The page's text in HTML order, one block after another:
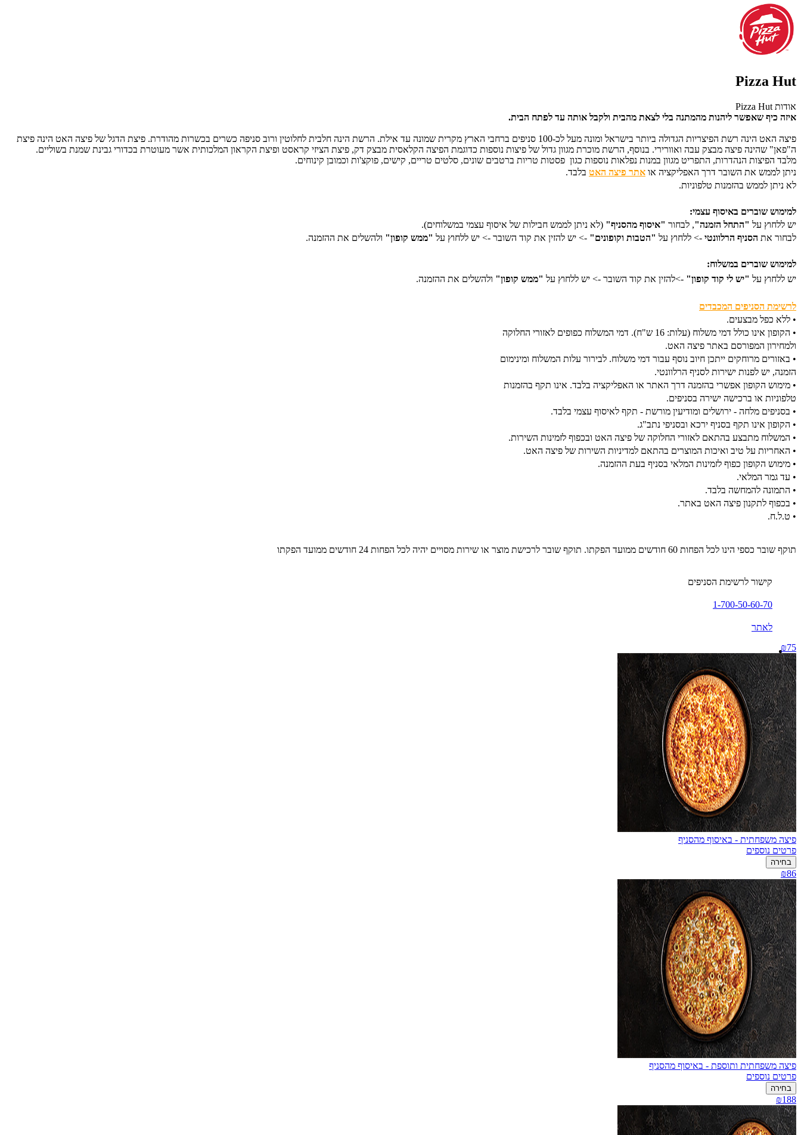
Pizza Hut
אודות Pizza Hut
איזה כיף שאפשר ליהנות מהמתנה בלי לצאת מהבית ולקבל אותה עד לפתח הבית.
פיצה האט הינה רשת הפיצריות הגדולה ביותר בישראל ומונה מעל לכ-100 סניפים ברחבי הארץ מקרית שמונה עד אילת. הרשת הינה חלבית לחלוטין ורוב סניפה כשרים בכשרות מהודרת. פיצת הדגל של פיצה האט הינה פיצת
ה"פאן" שהינה פיצה מבצק עבה ואוורירי. בנוסף, הרשת מוכרת מגוון גדול של פיצות נוספות כדוגמת הפיצה הקלאסית מבצק דק, פיצת הציזי קראסט ופיצת הקראון המלכותית אשר מעוטרת בכדורי גבינת שמנת בשוליים.
מלבד הפיצות הנהדרות, התפריט מגוון במנות נפלאות נוספות כגון פסטות טריות ברטבים שונים, סלטים טריים, קישים, פוקצ'ות וכמובן קינוחים.
ניתן לממש את השובר דרך האפליקציה או אתר פיצה האט בלבד.
לא ניתן לממש בהזמנות טלפוניות.
למימוש שוברים באיסוף עצמי:
יש ללחוץ על "התחל הזמנה", לבחור "איסוף מהסניף" (לא ניתן לממש חבילות של איסוף עצמי במשלוחים).
לבחור את הסניף הרלוונטי -> ללחוץ על "הטבות וקופונים" -> יש להזין את קוד השובר -> יש ללחוץ על "ממש קופון" ולהשלים את ההזמנה.
למימוש שוברים במשלוח:
יש ללחוץ על "יש לי קוד קופון" ->להזין את קוד השובר -> יש ללחוץ על "ממש קופון" ולהשלים את ההזמנה.
לרשימת הסניפים המכבדים
• ללא כפל מבצעים.
• הקופון אינו כולל דמי משלוח (עלות: 16 ש"ח). דמי המשלוח כפופים לאזורי החלוקה
ולמחירון המפורסם באתר פיצה האט.
• באזורים מרוחקים ייתכן חיוב נוסף עבור דמי משלוח. לבירור עלות המשלוח ומינימום
הזמנה, יש לפנות ישירות לסניף הרלוונטי.
• מימוש הקופון אפשרי בהזמנה דרך האתר או האפליקציה בלבד. אינו תקף בהזמנות
טלפוניות או ברכישה ישירה בסניפים.
• בסניפים מלחה - ירושלים ומודיעין מורשת - תקף לאיסוף עצמי בלבד.
• הקופון אינו תקף בסניף ירכא ובסניפי נתב"ג.
• המשלוח מתבצע בהתאם לאזורי החלוקה של פיצה האט ובכפוף לזמינות השירות.
• האחריות על טיב ואיכות המוצרים בהתאם למדיניות השירות של פיצה האט.
• מימוש הקופון כפוף לזמינות המלאי בסניף בעת ההזמנה.
• עד גמר המלאי.
• התמונה להמחשה בלבד.
• בכפוף לתקנון פיצה האט באתר.
• ט.ל.ח.
תוקף שובר כספי הינו לכל הפחות 60 חודשים ממועד הפקתו. תוקף שובר לרכישת מוצר או שירות מסויים יהיה לכל הפחות 24 חודשים ממועד הפקתו
קישור לרשימת הסניפים
1-700-50-60-70
לאתר
₪75
פיצה משפחתית - באיסוף מהסניף
פרטים נוספים
בחירה
₪86
פיצה משפחתית ותוספת - באיסוף מהסניף
פרטים נוספים
בחירה
₪188